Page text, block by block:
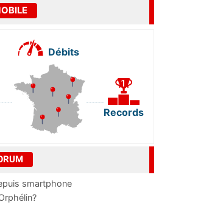
Débits
Records
smartphone